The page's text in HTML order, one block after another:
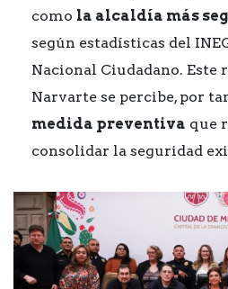
como la alcaldía más
según estadísticas del
Nacional Ciudadano. Este
Narvarte se percibe, por
medida preventiva que
consolidar la seguridad